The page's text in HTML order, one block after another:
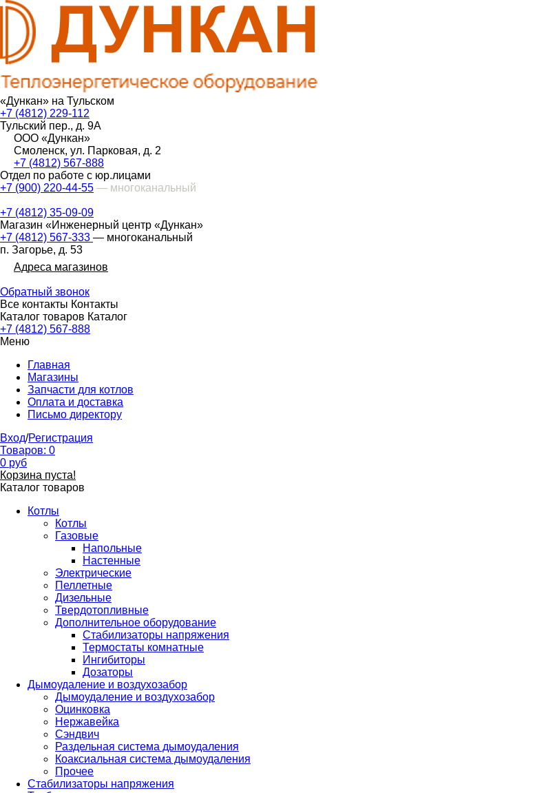
«Дункан» на Тульском
+7 (4812) 229-112
Тульский пер., д. 9А
ООО «Дункан»
Смоленск, ул. Парковая, д. 2
+7 (4812) 567-888
Отдел по работе с юр.лицами
+7 (900) 220-44-55 — многоканальный
+7 (4812) 35-09-09
Магазин «Инженерный центр «Дункан»
+7 (4812) 567-333 — многоканальный
п. Загорье, д. 53
Адреса магазинов
Обратный звонок
Все контакты Контакты
Каталог товаров Каталог
+7 (4812) 567-888
Меню
Главная
Магазины
Запчасти для котлов
Оплата и доставка
Письмо директору
Вход/Регистрация
Товаров: 0
0 руб
Корзина пуста!
Каталог товаров
Котлы
Котлы
Газовые
Напольные
Настенные
Электрические
Пеллетные
Дизельные
Твердотопливные
Дополнительное оборудование
Стабилизаторы напряжения
Термостаты комнатные
Ингибиторы
Дозаторы
Дымоудаление и воздухозабор
Дымоудаление и воздухозабор
Оцинковка
Нержавейка
Сэндвич
Раздельная система дымоудаления
Коаксиальная система дымоудаления
Прочее
Стабилизаторы напряжения